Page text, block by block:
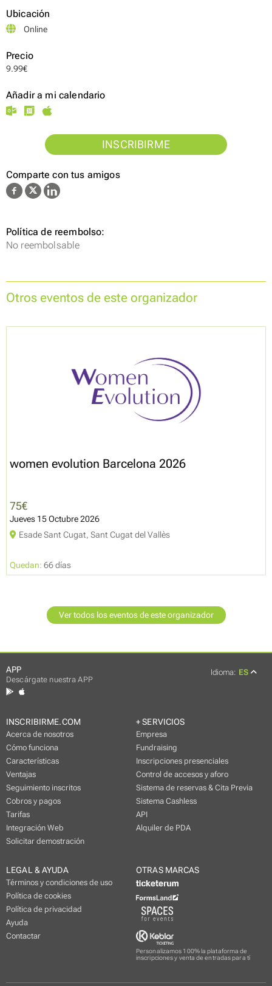
Ubicación
Online
Precio
9.99€
Añadir a mi calendario
INSCRIBIRME
Comparte con tus amigos
Política de reembolso:
No reembolsable
Otros eventos de este organizador
women evolution Barcelona 2026
75€
Jueves 15 Octubre 2026
Esade Sant Cugat, Sant Cugat del Vallès
Quedan: 66 días
Ver todos los eventos de este organizador
INSCRIBIRME.COM
Acerca de nosotros
Cómo funciona
Características
Ventajas
Seguimiento inscritos
Cobros y pagos
Tarifas
Integración Web
Solicitar demostración
+ SERVICIOS
Empresa
Fundraising
Inscripciones presenciales
Control de accesos y aforo
Sistema de reservas & Cita Previa
Sistema Cashless
API
Alquiler de PDA
LEGAL & AYUDA
Términos y condiciones de uso
Política de cookies
Política de privacidad
Ayuda
Contactar
APP
Descárgate nuestra APP
Idioma: ES
OTRAS MARCAS
Personalizamos 100% la plataforma de
inscripciones y venta de entradas para tí